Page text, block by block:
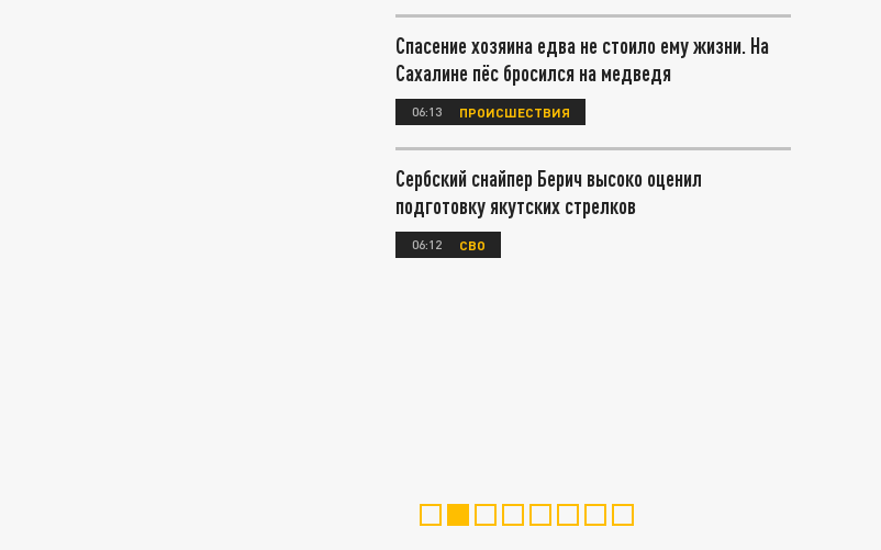
Спасение хозяина едва не стоило ему жизни. На
Сахалине пёс бросился на медведя
06:13 ПРОИСШЕСТВИЯ
Сербский снайпер Берич высоко оценил
подготовку якутских стрелков
06:12 СВО